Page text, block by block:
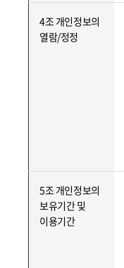
4조 개인정보의
열람/정정
5조 개인정보의
보유기간 및
이용기간